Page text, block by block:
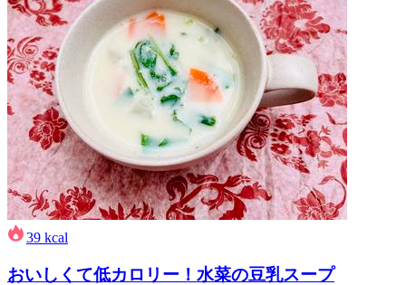
39 kcal
おいしくて低カロリー！水菜の豆乳スープ